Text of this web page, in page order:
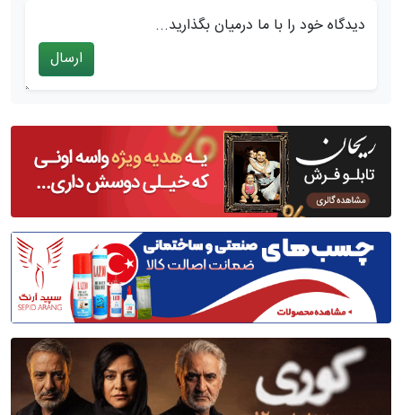
دیدگاه خود را با ما درمیان بگذارید...
ارسال